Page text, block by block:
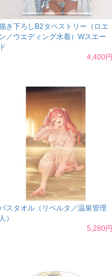
き下ろしB2タペストリー（ロエ
ン／ウエディング水着）Wスエー
ド
4,400円
スタオル（リベルタ／温泉管理
人）
5,280円